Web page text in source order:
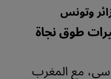
وتونس
طوق نجاة
مع المغرب